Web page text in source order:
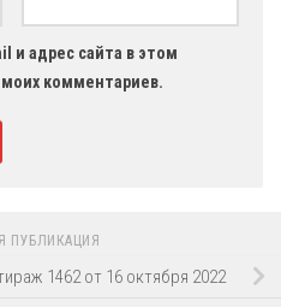
и адрес сайта в этом
комментариев.
ПУБЛИКАЦИЯ
1462 от 16 октября 2022